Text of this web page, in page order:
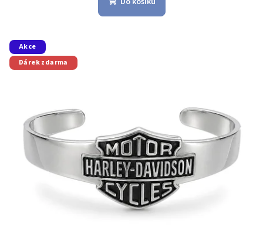
Akce
Dárek zdarma